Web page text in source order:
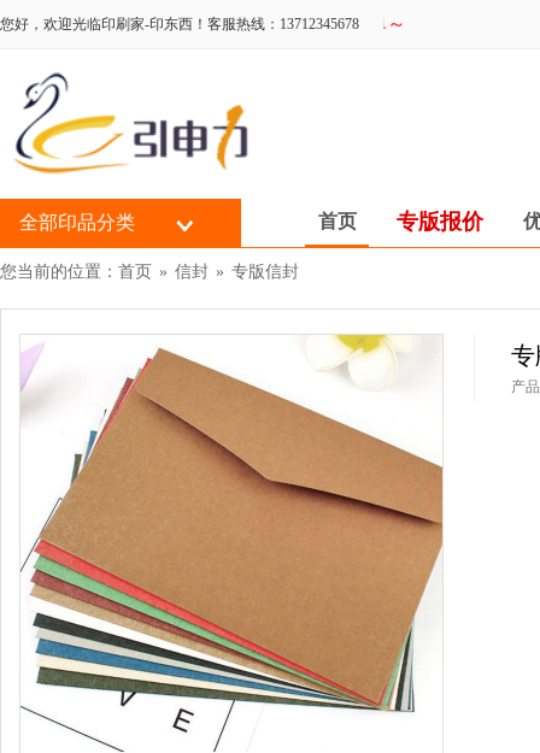
您好，欢迎光临印刷家-印东西！客服热线：13712345678
全部印品分类 首页 专版报价
您当前的位置： 首页 » 信封 » 专版信封
专
产